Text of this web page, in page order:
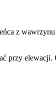
z
przy